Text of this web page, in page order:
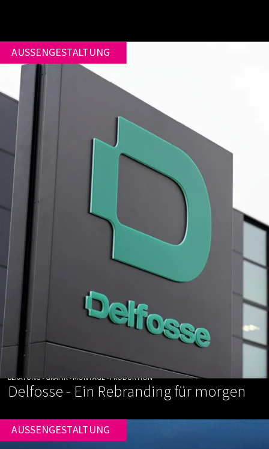
AUSSENGESTALTUNG
BERATUNG • GRAFIK • MONTAGE • PRODUKTION
Delfosse - Ein Rebranding für morgen
AUSSENGESTALTUNG